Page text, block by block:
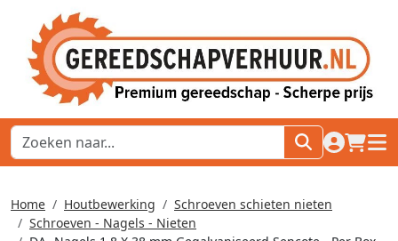
naar
Home Houtbewerking
Schroeven schieten nieten
Schroeven - Nagels - Nieten